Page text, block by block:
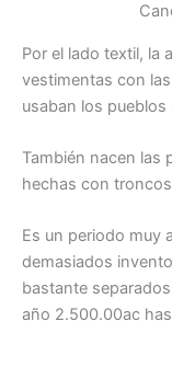
Por el lado textil, la
vestimentas con
usaban los pueblos
También nacen las
hechas con
Es un periodo muy
demasiados
bastante
año 2.500.00ac